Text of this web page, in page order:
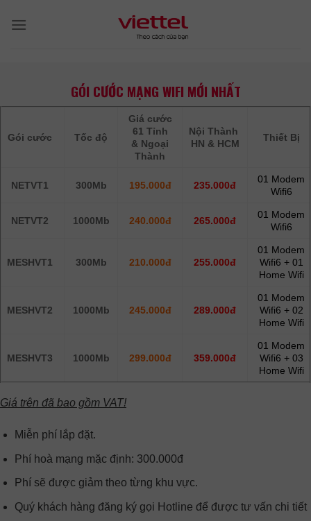
GÓI CƯỚC MẠNG WIFI MỚI NHẤT
Gói cước Tốc độ
Giá cước
61 Tỉnh
& Ngoại
Thành
Nội Thành
HN & HCM
Thiết Bị
NETVT1 300Mb 195.000đ 235.000đ
01 Modem
Wifi6
NETVT2 1000Mb 240.000đ 265.000đ
01 Modem
Wifi6
MESHVT1 300Mb 210.000đ 255.000đ
01 Modem
Wifi6 + 01
Home Wifi
MESHVT2 1000Mb 245.000đ 289.000đ
01 Modem
Wifi6 + 02
Home Wifi
MESHVT3 1000Mb 299.000đ 359.000đ
01 Modem
Wifi6 + 03
Home Wifi
Giá trên đã bao gồm VAT!
Miễn phí lắp đặt.
Phí hoà mạng mặc định: 300.000đ
Phí sẽ được giảm theo từng khu vực.
Quý khách hàng đăng ký gọi Hotline để được tư vấn chi tiết